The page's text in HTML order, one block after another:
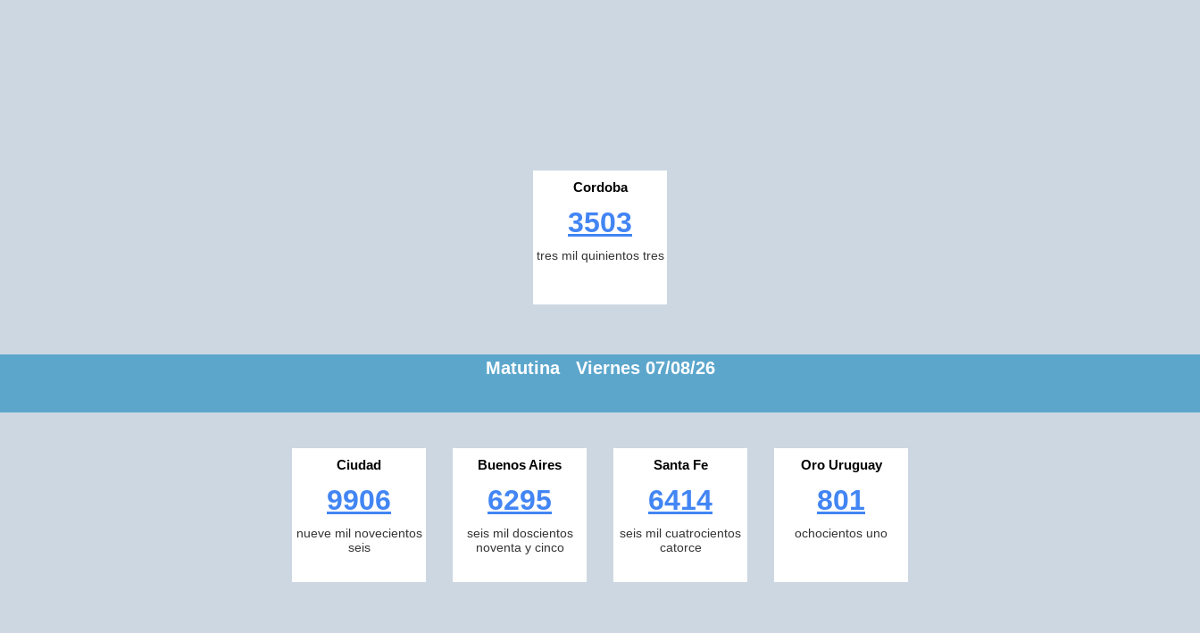
Cordoba
3503
tres mil quinientos tres
Matutina Viernes 07/08/26
Ciudad
9906
nueve mil novecientos
seis
Buenos Aires
6295
seis mil doscientos
noventa y cinco
Santa Fe
6414
seis mil cuatrocientos
catorce
Oro Uruguay
801
ochocientos uno